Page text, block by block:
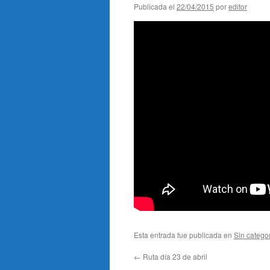
Publicada el 22/04/2015 poreditor
Esta entrada fue publicada en Sin
← Ruta día 23 de abril